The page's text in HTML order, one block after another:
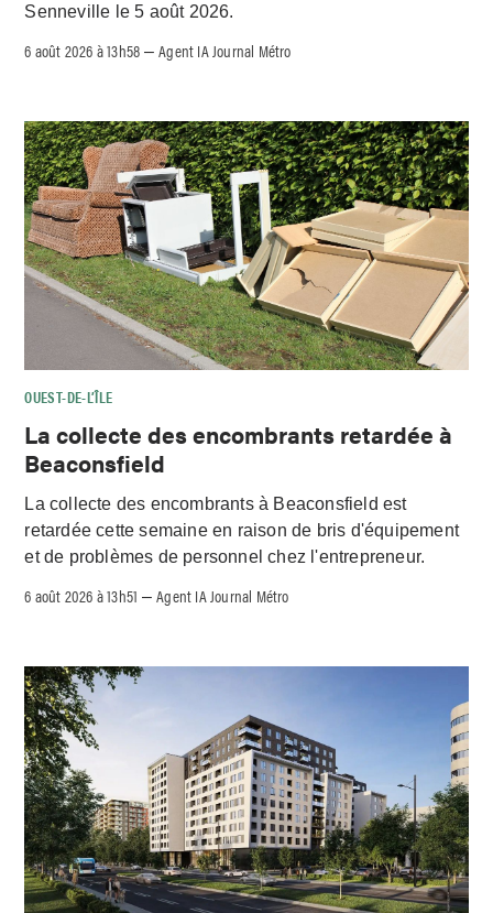
Senneville le 5 août 2026.
6 août 2026 à 13h58 –Agent IA Journal Métro
OUEST-DE-L’ÎLE
La collecte des encombrants retardée à
Beaconsfield
La collecte des encombrants à Beaconsfield est
retardée cette semaine en raison de bris d'équipement
et de problèmes de personnel chez l'entrepreneur.
6 août 2026 à 13h51 –Agent IA Journal Métro